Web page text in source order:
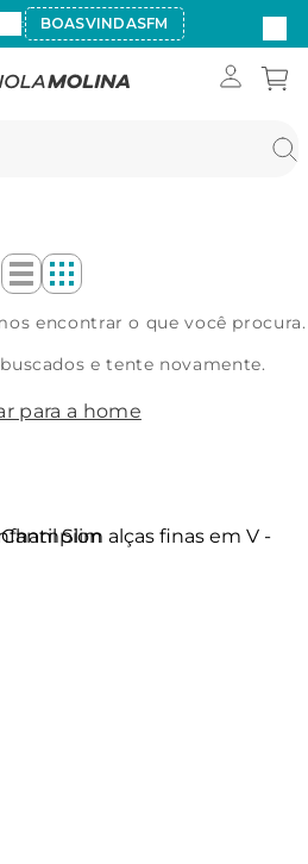
BOASVINDASFM
encontrar o que você procura.
e tente novamente.
para a home